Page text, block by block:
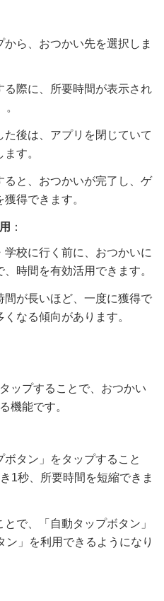
ら、おつかい先を選択しま
る際に、所要時間が表示され
た後は、アプリを閉じていて
す。
ると、おつかいが完了し、ゲ
得できます。
：
学校に行く前に、おつかいに
時間を有効活用できます。
間が長いほど、一度に獲得で
なる傾向があります。
タップすることで、おつかい
機能です。
ボタン」をタップすること
1秒、所要時間を短縮できま
で、「自動タップボタン」
ン」を利用できるようになり